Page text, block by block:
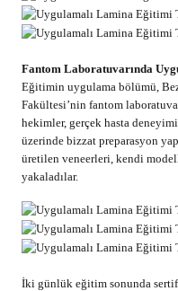
Fantom Laboratuvarında
Eğitimin uygulama bölümü,
Fakültesi’nin fantom
hekimler, gerçek hasta
üzerinde bizzat preparasyon
üretilen veneerleri, kendi
yakaladılar.
İki günlük eğitim sonunda